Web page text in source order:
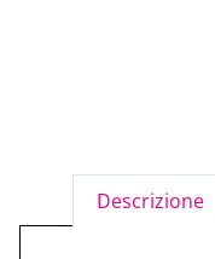
Descrizione